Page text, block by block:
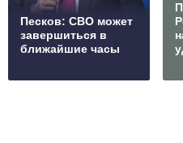
Песков: СВО может
завершиться в
ближайшие часы